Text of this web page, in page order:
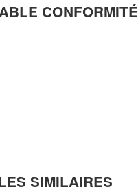
CONFORMITÉ
SIMILAIRES